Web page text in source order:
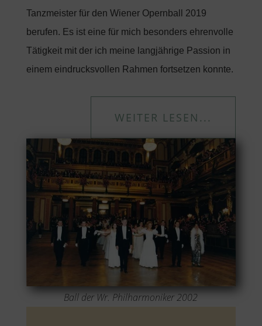
Tanzmeister für den Wiener Opernball 2019
berufen. Es ist eine für mich besonders ehrenvolle
Tätigkeit mit der ich meine langjährige Passion in
einem eindrucksvollen Rahmen fortsetzen konnte.
WEITER LESEN...
Ball der Wr. Philharmoniker 2002